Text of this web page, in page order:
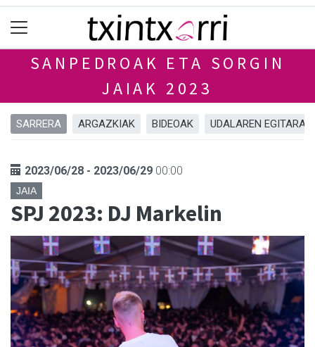
SANPEDROAK ETA SORGIN
JAIAK 2023
SARRERA ARGAZKIAK BIDEOAK UDALAREN
2023/06/28 - 2023/06/29 00:00
JAIA
SPJ 2023: DJ Markelin